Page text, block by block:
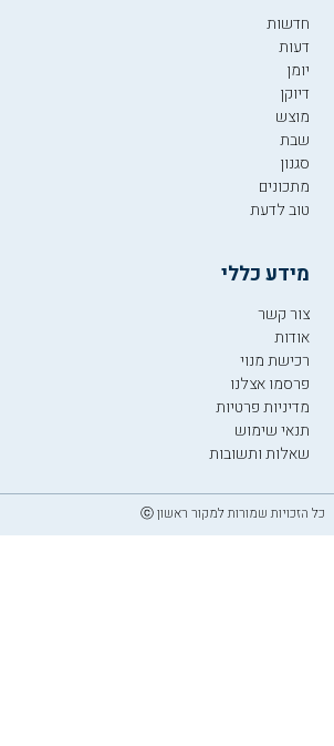
חדשות
דעות
יומן
דיוקן
מוצש
שבת
סגנון
מתכונים
טוב לדעת
מידע כללי
צור קשר
אודות
רכישת מנוי
פרסמו אצלנו
מדיניות פרטיות
תנאי שימוש
שאלות ותשובות
כל הזכויות שמורות למקור ראשון ⓒ